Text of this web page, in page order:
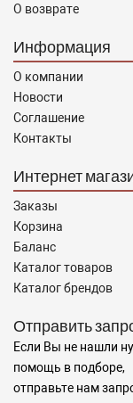
О возврате
Информация
О компании
Новости
Соглашение
Контакты
Интернет
Заказы
Корзина
Баланс
Каталог товаров
Каталог брендов
Отправить
Если Вы не нашли
помощь в подборе,
отправьте нам